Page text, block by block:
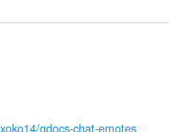
gdocs-chat-emotes